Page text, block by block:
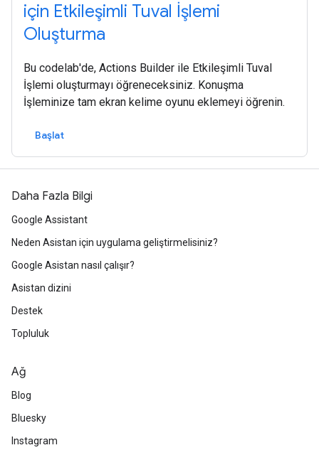
için Etkileşimli Tuval İşlemi
Oluşturma
Bu codelab'de, Actions Builder ile Etkileşimli Tuval
İşlemi oluşturmayı öğreneceksiniz. Konuşma
İşleminize tam ekran kelime oyunu eklemeyi öğrenin.
Başlat
Daha Fazla Bilgi
Google Assistant
Neden Asistan için uygulama geliştirmelisiniz?
Google Asistan nasıl çalışır?
Asistan dizini
Destek
Topluluk
Ağ
Blog
Bluesky
Instagram